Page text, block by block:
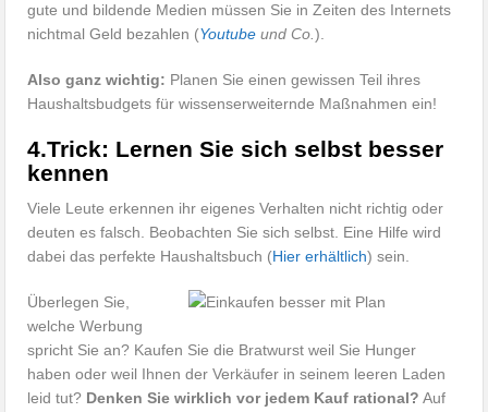
gute und bildende Medien müssen Sie in Zeiten des Internets
nichtmal Geld bezahlen (Youtube und Co.).
Also ganz wichtig: Planen Sie einen gewissen Teil ihres
Haushaltsbudgets für wissenserweiternde Maßnahmen ein!
4.Trick: Lernen Sie sich selbst besser
kennen
Viele Leute erkennen ihr eigenes Verhalten nicht richtig oder
deuten es falsch. Beobachten Sie sich selbst. Eine Hilfe wird
dabei das perfekte Haushaltsbuch (Hier erhältlich) sein.
Überlegen Sie,
welche Werbung
spricht Sie an? Kaufen Sie die Bratwurst weil Sie Hunger
haben oder weil Ihnen der Verkäufer in seinem leeren Laden
leid tut? Denken Sie wirklich vor jedem Kauf rational? Auf